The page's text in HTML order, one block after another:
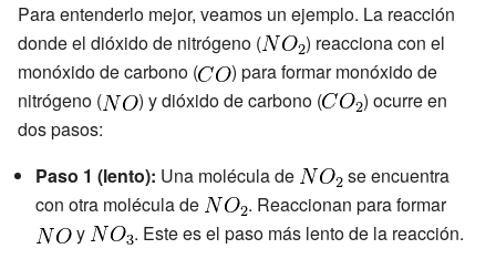
Para entenderlo mejor, veamos un ejemplo. La reacción
donde el dióxido de nitrógeno (
) reacciona con el
monóxido de carbono (
) para formar monóxido de
nitrógeno (
) y dióxido de carbono (
) ocurre en
dos pasos:
Paso 1 (lento): Una molécula de
se encuentra
con otra molécula de
. Reaccionan para formar
y
. Este es el paso más lento de la reacción.